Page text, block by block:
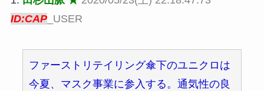
ID:CAP_USER
ファーストリテイリング傘下のユニクロは
今夏、マスク事業に参入する。通気性の良